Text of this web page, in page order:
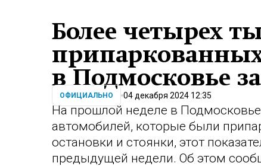
Более четырех
в Подмосковье
ОФИЦИАЛЬНО 04 декабря 2024 12:35
На прошлой неделе в
автомобилей, которые были
остановки и стоянки, этот
предыдущей недели. Об этом